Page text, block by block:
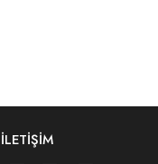
İLETIŞIM